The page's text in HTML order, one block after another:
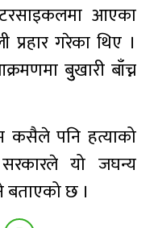
आएका
गरेका थिए ।
बुुखारी बाँच्न
कसैले पनि हत्याको
यो जघन्य
छ ।